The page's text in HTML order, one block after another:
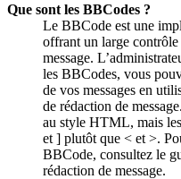
Que sont les BBCodes ?
Le BBCode est une
offrant un large contrôle
message.
les BBCodes, vous
de vos messages en
de rédaction de
au style HTML, mais
et ] plutôt que < et >.
BBCode, consultez le
rédaction de message.